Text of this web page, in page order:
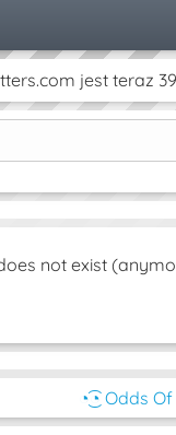
jest teraz
not exist
◔͜͡◔ Odds